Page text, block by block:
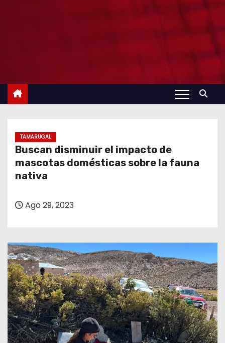
TAMARUGAL
Buscan disminuir el impacto de
mascotas domésticas sobre la fauna
nativa
Ago 29, 2023